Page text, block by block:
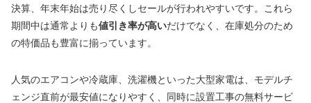
決算、年末年始は売り尽くしセールが行われやすいです。これら
期間中は通常よりも値引き率が高いだけでなく、在庫処分のため
の特価品も豊富に揃っています。
人気のエアコンや冷蔵庫、洗濯機といった大型家電は、モデルチ
ェンジ直前が最安値になりやすく、同時に設置工事の無料サービ